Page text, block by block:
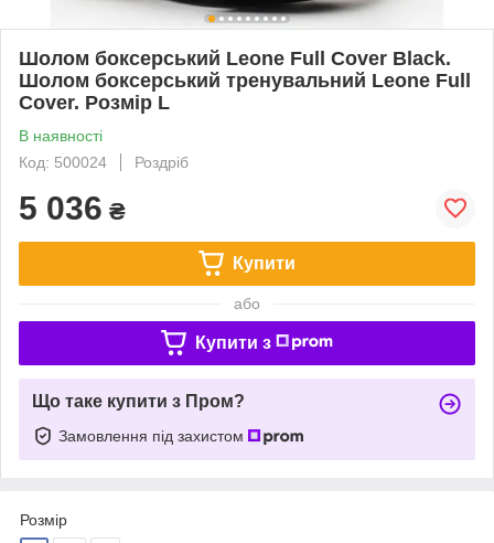
Шолом боксерський Leone Full Cover Black.
Шолом боксерський тренувальний Leone Full
Cover. Розмір L
В наявності
Код: 500024
Роздріб
5 036 ₴
Купити
або
Купити з
Що таке купити з Пром?
Замовлення під захистом
Розмір